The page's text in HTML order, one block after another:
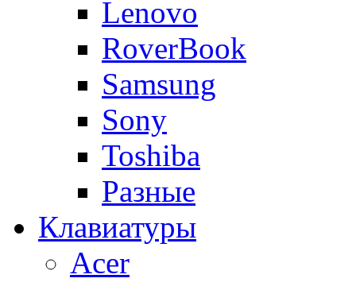
Lenovo
RoverBook
Samsung
Sony
Toshiba
Разные
Клавиатуры
Acer